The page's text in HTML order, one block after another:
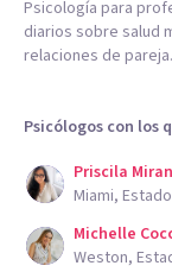
Psicología para
diarios sobre salud
relaciones de pareja.
Psicólogos con los
Priscila
Miami,
Michelle
Weston,